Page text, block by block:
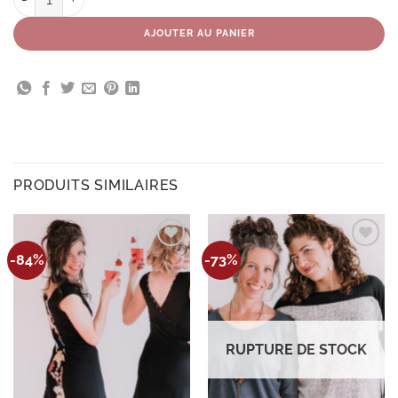
AJOUTER AU PANIER
PRODUITS SIMILAIRES
-84%
Ajouter
à la
wishlist
-73%
Ajouter
à la
wishlist
RUPTURE DE STOCK